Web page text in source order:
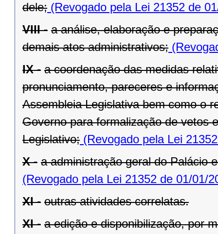
dele; (Revogado pela Lei 21352 de
VIII - a análise, elaboração e
demais atos administrativos;
IX - a coordenação das medidas
pronunciamento, pareceres e
Assembleia Legislativa bem como o
Governo para formalização de vetos
Legislativo; (Revogado pela Lei
X - a administração geral do Palácio
(Revogado pela Lei 21352 de 01/01/
XI - outras atividades correlatas.
XI - a edição e disponibilização, por